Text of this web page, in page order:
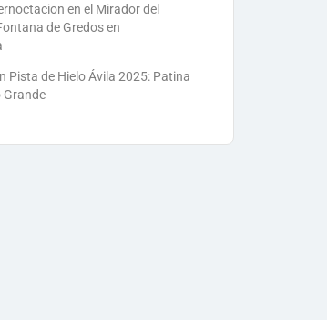
en el Mirador del
de Gredos en
Pista de Hielo Ávila 2025: Patina
Grande